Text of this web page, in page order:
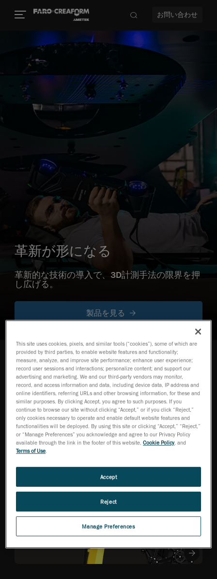
お問い合わせ
革新が形になる
革新的な技術の導入で、3D計測手法の限界を押
し広げる。
製品を見る
当社の製品
業界で最も複雑な測定課題を解決する優
れた計測技術
HandySCAN 3D EVO
SeriesTM NEW
生産性向上を支え
る、座標測定機品質
ロボット搭載型
This site uses cookies, pixels, and similar tools (“cookies”), some of which are
provided by third parties, to enable website features and functionality;
measure, analyze, and improve site performance; enhance user experience;
record user sessions and interactions; personalize content; and support our
advertising and marketing. We and our third-party vendors may monitor,
record, and access information and data, including device data, IP address and
online identifiers, referring URLs and other browsing information, for these and
similar purposes. By clicking Accept, you agree to such purposes. If you
continue to browse our site without clicking “Accept,” or if you click “Reject,”
only cookies necessary to operate and enable default website features and
functionalities will be deployed. By using this site or clicking “Accept,” “Reject,”
or “Manage Preferences” you acknowledge and agree to our Privacy Policy
available through the link in the footer of this website,Cookie Policy, and
Terms of Use.
Manage Preferences
Reject
Accept